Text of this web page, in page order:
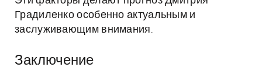
Градиленко особенно актуальным и
заслуживающим внимания.
Заключение